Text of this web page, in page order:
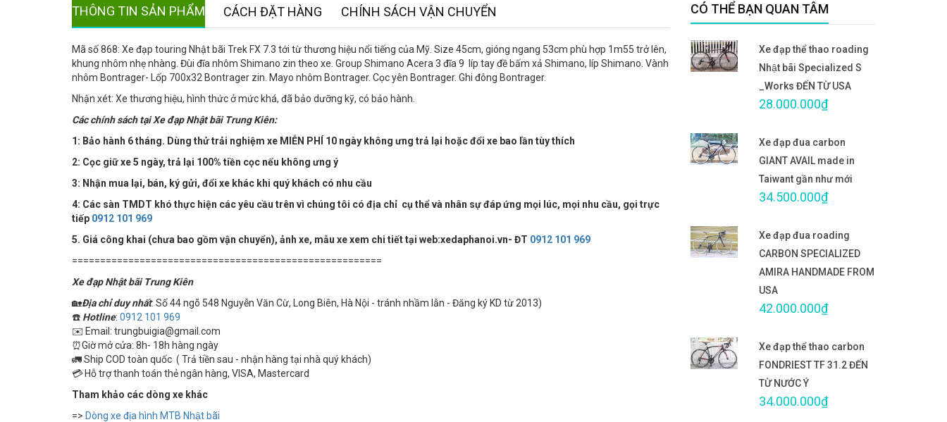
THÔNG TIN SẢN PHẨM CÁCH ĐẶT HÀNG CHÍNH SÁCH VẬN CHUYỂN
Mã số 868: Xe đạp touring Nhật bãi Trek FX 7.3 tới từ thương hiệu nổi tiếng của Mỹ. Size 45cm, gióng ngang 53cm phù hợp 1m55 trở lên,
khung nhôm nhẹ nhàng. Đùi đĩa nhôm Shimano zin theo xe. Group Shimano Acera 3 đĩa 9 líp tay đề bấm xả Shimano, líp Shimano. Vành
nhôm Bontrager- Lốp 700x32 Bontrager zin. Mayo nhôm Bontrager. Cọc yên Bontrager. Ghi đông Bontrager.
Nhận xét: Xe thương hiệu, hình thức ở mức khá, đã bảo dưỡng kỹ, có bảo hành.
Các chính sách tại Xe đạp Nhật bãi Trung Kiên:
1: Bảo hành 6 tháng. Dùng thử trải nghiệm xe MIỄN PHÍ 10 ngày không ưng trả lại hoặc đổi xe bao lần tùy thích
2: Cọc giữ xe 5 ngày, trả lại 100% tiền cọc nếu không ưng ý
3: Nhận mua lại, bán, ký gửi, đổi xe khác khi quý khách có nhu cầu
4: Các sàn TMDT khó thực hiện các yêu cầu trên vì chúng tôi có địa chỉ cụ thể và nhân sự đáp ứng mọi lúc, mọi nhu cầu, gọi trực
tiếp 0912 101 969
5. Giá công khai (chưa bao gồm vận chuyển), ảnh xe, mẫu xe xem chi tiết tại web:xedaphanoi.vn- ĐT 0912 101 969
=======================================================
Xe đạp Nhật bãi Trung Kiên
🏡Địa chỉ duy nhất: Số 44 ngõ 548 Nguyễn Văn Cừ, Long Biên, Hà Nội - tránh nhầm lẫn - Đăng ký KD từ 2013)
☎️ Hotline: 0912 101 969
✉️ Email: trungbuigia@gmail.com
⏰Giờ mở cửa: 8h- 18h hàng ngày
🚛 Ship COD toàn quốc ( Trả tiền sau - nhận hàng tại nhà quý khách)
💳 Hỗ trợ thanh toán thẻ ngân hàng, VISA, Mastercard
Tham khảo các dòng xe khác
=> Dòng xe địa hình MTB Nhật bãi
CÓ THỂ BẠN QUAN TÂM
Xe đạp thể thao roading
Nhật bãi Specialized S
_Works ĐẾN TỪ USA
28.000.000₫
Xe đạp đua carbon
GIANT AVAIL made in
Taiwant gần như mới
34.500.000₫
Xe đạp đua roading
CARBON SPECIALIZED
AMIRA HANDMADE FROM
USA
42.000.000₫
Xe đạp thể thao carbon
FONDRIEST TF 31.2 ĐẾN
TỪ NƯỚC Ý
34.000.000₫